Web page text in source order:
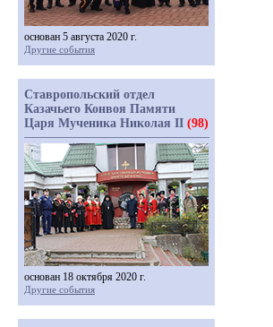
основан 5 августа 2020 г.
Другие события
Ставропольский отдел
Казачьего Конвоя Памяти
Царя Мученика Николая II (98)
основан 18 октября 2020 г.
Другие события